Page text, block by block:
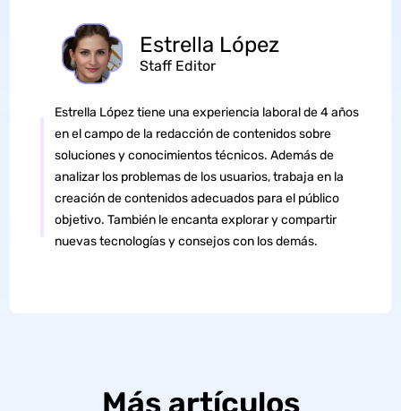
Estrella López
Staff Editor
Estrella López tiene una experiencia laboral de 4 años
en el campo de la redacción de contenidos sobre
soluciones y conocimientos técnicos. Además de
analizar los problemas de los usuarios, trabaja en la
creación de contenidos adecuados para el público
objetivo. También le encanta explorar y compartir
nuevas tecnologías y consejos con los demás.
Más artículos